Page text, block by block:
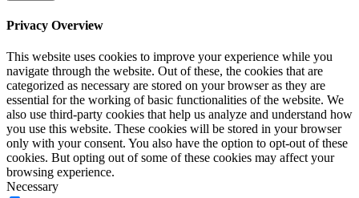
Privacy Overview
This website uses cookies to improve your experience while you
navigate through the website. Out of these, the cookies that are
categorized as necessary are stored on your browser as they are
essential for the working of basic functionalities of the website. We
also use third-party cookies that help us analyze and understand how
you use this website. These cookies will be stored in your browser
only with your consent. You also have the option to opt-out of these
cookies. But opting out of some of these cookies may affect your
browsing experience.
Necessary